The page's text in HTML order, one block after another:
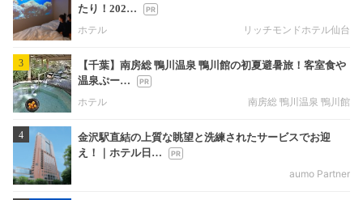
たり！202…
ホテル
リッチモンドホテル仙台
3
【千葉】南房総 鴨川温泉 鴨川館の初夏避暑旅！客室食や
温泉ぷー…
ホテル
南房総 鴨川温泉 鴨川館
4
金沢駅直結の上質な眺望と洗練されたサービスでお迎
え！｜ホテル日…
aumo Partner